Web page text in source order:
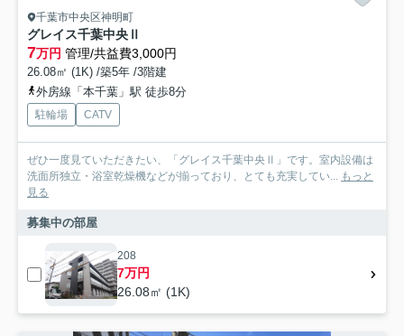
千葉市中央区神明町
グレイス千葉中央Ⅱ
7万円 管理/共益費3,000円
26.08㎡ (1K) /築5年 /3階建
外房線「本千葉」駅 徒歩8分
駐輪場 CATV
ぜひ一度見ていただきたい、「グレイス千葉中央Ⅱ」です。室内設備は
洗面所独立・浴室乾燥機などが揃っており、とても充実してい... もっと
見る
募集中の部屋
208
7万円
26.08㎡ (1K)